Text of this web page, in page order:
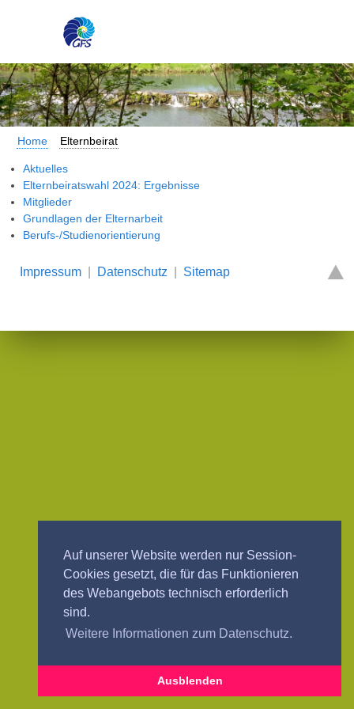
Auf unserer Website werden nur Session-
Cookies gesetzt, die für das Funktionieren
des Webangebots technisch erforderlich
sind.
Weitere Informationen zum Datenschutz.
Ausblenden
Home Elternbeirat
Aktuelles
Elternbeiratswahl 2024: Ergebnisse
Mitglieder
Grundlagen der Elternarbeit
Berufs-/Studienorientierung
Impressum| Datenschutz Sitemap